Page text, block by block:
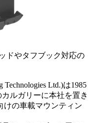
ドやタフブック対応の
Technologies Ltd.)は1985
ルガリーに本社を置き
けの車載マウンティン